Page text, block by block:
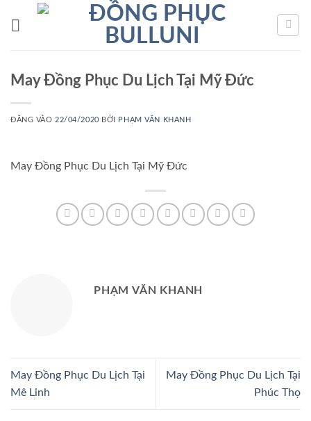
May Đồng Phục Du Lịch Tại Mỹ Đức
ĐĂNG VÀO 22/04/2020 BỞI PHẠM VĂN KHANH
May Đồng Phục Du Lịch Tại Mỹ Đức
PHẠM VĂN KHANH
May Đồng Phục Du Lịch Tại
Mê Linh
May Đồng Phục Du Lịch Tại
Phúc Thọ